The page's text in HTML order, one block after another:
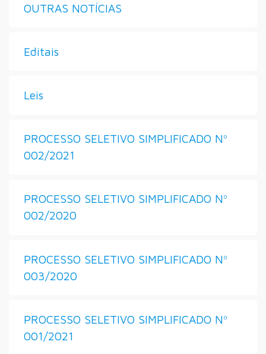
OUTRAS NOTÍCIAS
Editais
Leis
PROCESSO SELETIVO SIMPLIFICADO Nº
002/2021
PROCESSO SELETIVO SIMPLIFICADO Nº
002/2020
PROCESSO SELETIVO SIMPLIFICADO Nº
003/2020
PROCESSO SELETIVO SIMPLIFICADO Nº
001/2021